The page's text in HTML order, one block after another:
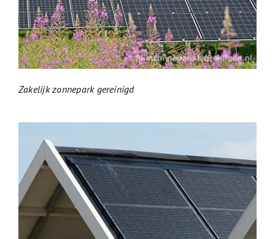
Zakelijk zonnepark gereinigd